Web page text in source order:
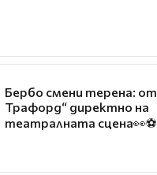
Бербо смени терена:
Трафорд“ директно на
театралната сцена👀⚽